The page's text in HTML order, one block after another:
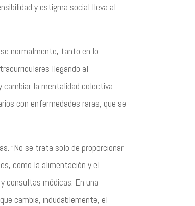
y estigma social lleva al
normalmente, tanto en lo
llegando al
cambiar la mentalidad colectiva
con enfermedades raras, que se
“No se trata solo de proporcionar
como la alimentación y el
consultas médicas. En una
cambia, indudablemente, el